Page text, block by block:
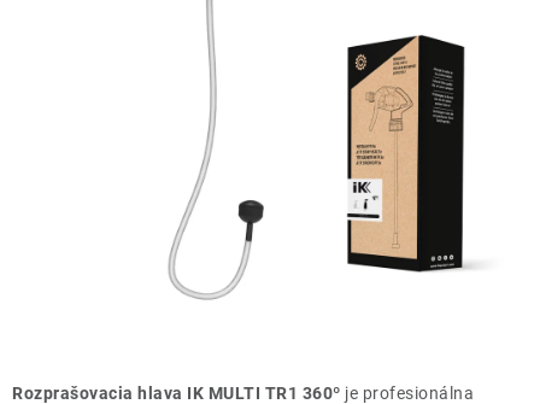
ČISTENIE A ÚDRŽBA LODÍ
Rozprašovacia hlava IK MULTI TR1 360º je profesionálna